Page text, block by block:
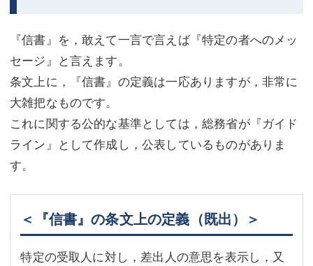
『信書』を，敢えて一言で言えば『特定の者へのメッ
セージ』と言えます。
条文上に，『信書』の定義は一応ありますが，非常に
大雑把なものです。
これに関する公的な基準としては，総務省が『ガイド
ライン』として作成し，公表しているものがありま
す。
＜『信書』の条文上の定義（既出）＞
特定の受取人に対し，差出人の意思を表示し，又